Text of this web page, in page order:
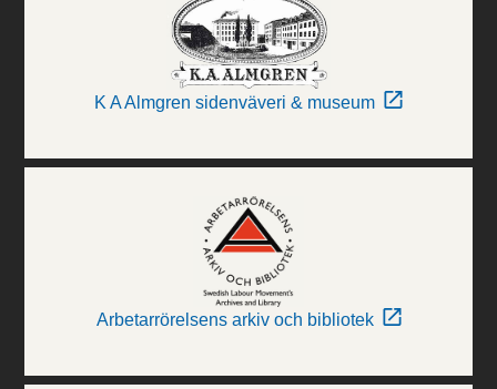
K A Almgren sidenväveri & museum
Arbetarrörelsens arkiv och bibliotek